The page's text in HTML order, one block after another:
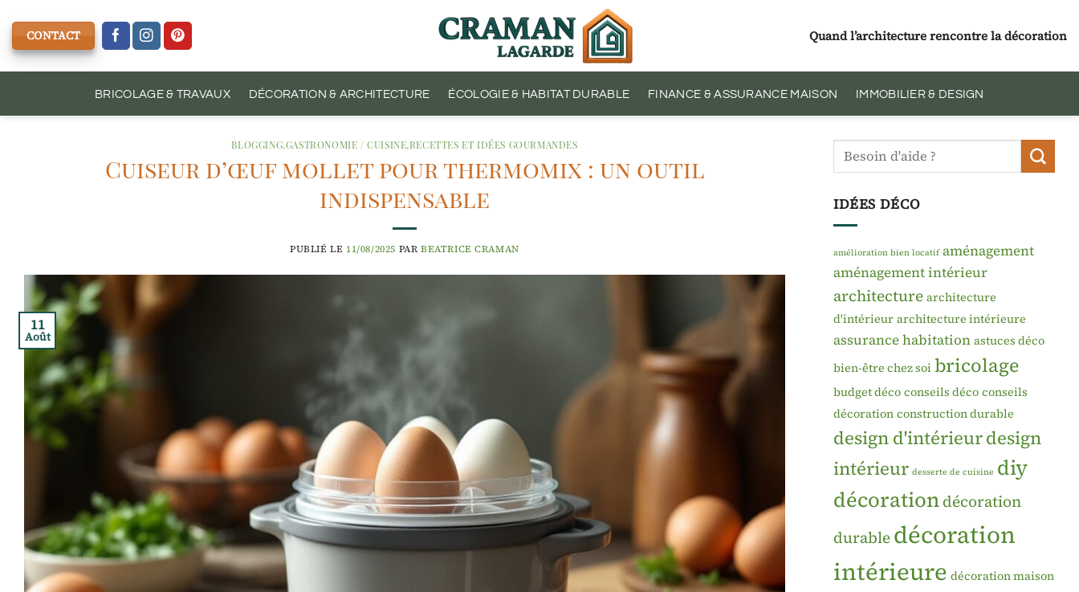
au
contenu
CONTACT Quand l’architecture rencontre la décoration
BRICOLAGE & TRAVAUX DÉCORATION & ARCHITECTURE ÉCOLOGIE & HABITAT DURABLE FINANCE & ASSURANCE MAISON IMMOBILIER & DESIGN
BLOGGING,GASTRONOMIE / CUISINE,RECETTES ET IDÉES GOURMANDES
Cuiseur d’œuf mollet pour thermomix : un outil
indispensable
PUBLIÉ LE 11/08/2025 PAR BEATRICE CRAMAN
11
Août
IDÉES DÉCO
amélioration bien locatif aménagement
aménagement intérieur
architecture architecture
d'intérieur architecture intérieure
assurance habitation astuces déco
bien-être chez soi bricolage
budget déco conseils déco conseils
décoration construction durable
design d'intérieurdesign
intérieur desserte de cuisine diy
décorationdécoration
durabledécoration
intérieure décoration maison